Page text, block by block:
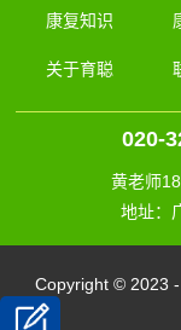
康复知识
关于育聪
020-
黄老师
地址：
Copyright © 2023